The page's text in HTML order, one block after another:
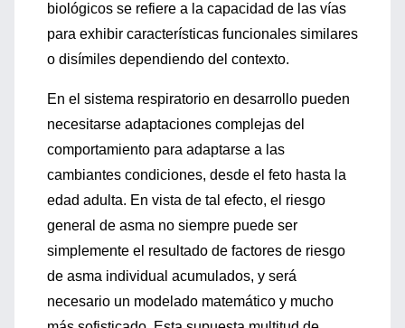
biológicos se refiere a la capacidad de las vías
para exhibir características funcionales similares
o disímiles dependiendo del contexto.
En el sistema respiratorio en desarrollo pueden
necesitarse adaptaciones complejas del
comportamiento para adaptarse a las
cambiantes condiciones, desde el feto hasta la
edad adulta. En vista de tal efecto, el riesgo
general de asma no siempre puede ser
simplemente el resultado de factores de riesgo
de asma individual acumulados, y será
necesario un modelado matemático y mucho